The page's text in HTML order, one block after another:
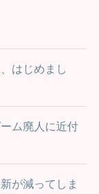
はじめまし
ム廃人に近付
が減ってしま